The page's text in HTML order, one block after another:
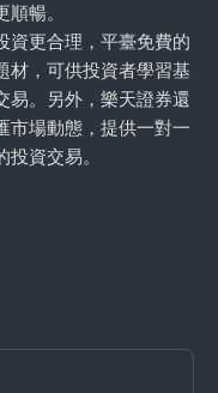
暢。
資更合理，平臺免費的
材，可供投資者學習基
易。另外，樂天證券還
市場動態，提供一對一
資交易。